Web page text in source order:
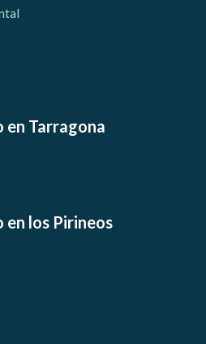
localizador
en Tarragona
en los Pirineos